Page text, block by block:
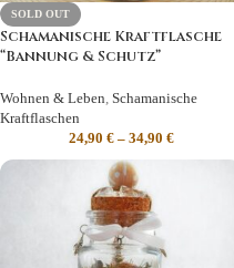
SOLD OUT
Schamanische Kraftflasche
“Bannung & Schutz”
Wohnen & Leben, Schamanische
Kraftflaschen
24,90 € – 34,90 €